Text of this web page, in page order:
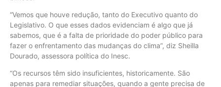
“Vemos que houve redução, tanto do Executivo quanto do
Legislativo. O que esses dados evidenciam é algo que já
sabemos, que é a falta de prioridade do poder público para
fazer o enfrentamento das mudanças do clima”, diz Sheilla
Dourado, assessora política do Inesc.
“Os recursos têm sido insuficientes, historicamente. São
apenas para remediar situações, quando a gente precisa de